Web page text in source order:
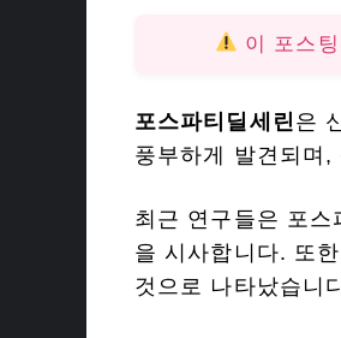
이 포스
포스파티딜세린 은
풍부하게 발견되며,
최근 연구들은 포스
을 시사합니다. 또한
것으로 나타났습니